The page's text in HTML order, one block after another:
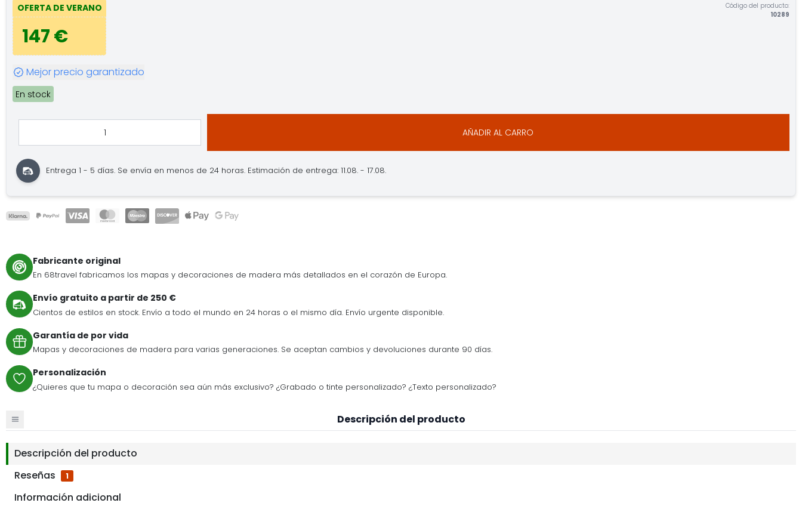
OFERTA DE VERANO
147 €
Código del producto:
10289
Mejor precio garantizado
En stock
AÑADIR AL CARRO
Entrega 1 - 5 días. Se envía en menos de 24 horas. Estimación de entrega: 11.08. - 17.08.
Fabricante original
En 68travel fabricamos los mapas y decoraciones de madera más detallados en el corazón de Europa.
Envío gratuito a partir de 250 €
Cientos de estilos en stock. Envío a todo el mundo en 24 horas o el mismo día. Envío urgente disponible.
Garantía de por vida
Mapas y decoraciones de madera para varias generaciones. Se aceptan cambios y devoluciones durante 90 días.
Personalización
¿Quieres que tu mapa o decoración sea aún más exclusivo? ¿Grabado o tinte personalizado? ¿Texto personalizado?
Descripción del producto
Descripción del producto
Reseñas
1
Información adicional